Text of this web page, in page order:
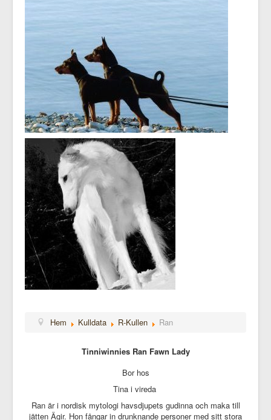
Hem Kulldata R-Kullen Ran
Tinniwinnies Ran Fawn Lady
Bor hos
Tina i vireda
Ran är i nordisk mytologi havsdjupets gudinna och maka till
jätten Ägir. Hon fångar in drunknande personer med sitt stora